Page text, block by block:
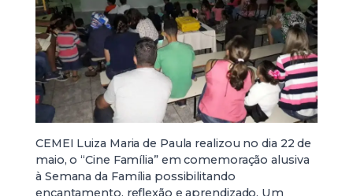
CEMEI Luiza Maria de Paula realizou no dia 22 de
maio, o “Cine Família” em comemoração alusiva
à Semana da Família possibilitando
encantamento, reflexão e aprendizado. Um